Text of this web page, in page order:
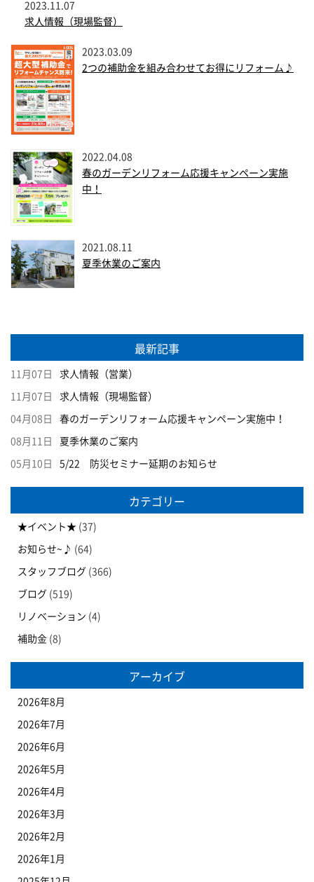
2023.11.07
求人情報（現場監督）
2023.03.09
2つの補助金を組み合わせてお得にリフォーム♪
2022.04.08
春のガーデンリフォーム応援キャンペーン実施
中！
2021.08.11
夏季休業のご案内
最新記事
11月07日 求人情報（営業）
11月07日 求人情報（現場監督）
04月08日 春のガーデンリフォーム応援キャンペーン実施中！
08月11日 夏季休業のご案内
05月10日 5/22 防災セミナー延期のお知らせ
カテゴリー
★イベント★ (37)
お知らせ~♪ (64)
スタッフブログ (366)
ブログ (519)
リノベーション (4)
補助金 (8)
アーカイブ
2026年8月
2026年7月
2026年6月
2026年5月
2026年4月
2026年3月
2026年2月
2026年1月